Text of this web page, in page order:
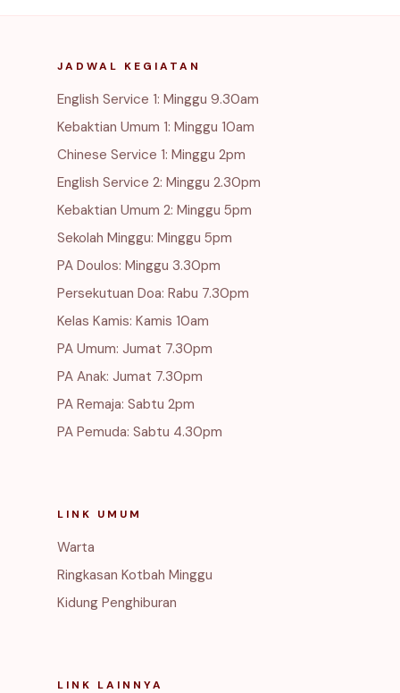
JADWAL KEGIATAN
English Service 1: Minggu 9.30am
Kebaktian Umum 1: Minggu 10am
Chinese Service 1: Minggu 2pm
English Service 2: Minggu 2.30pm
Kebaktian Umum 2: Minggu 5pm
Sekolah Minggu: Minggu 5pm
PA Doulos: Minggu 3.30pm
Persekutuan Doa: Rabu 7.30pm
Kelas Kamis: Kamis 10am
PA Umum: Jumat 7.30pm
PA Anak: Jumat 7.30pm
PA Remaja: Sabtu 2pm
PA Pemuda: Sabtu 4.30pm
LINK UMUM
Warta
Ringkasan Kotbah Minggu
Kidung Penghiburan
LINK LAINNYA